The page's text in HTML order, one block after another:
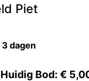
Piet
dagen
Huidig Bod: €